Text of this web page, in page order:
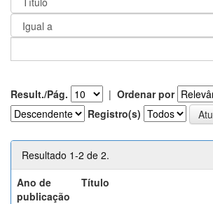
Result./Pág. | Ordenar por
Registro(s)
Resultado 1-2 de 2.
Ano de
publicação
Título